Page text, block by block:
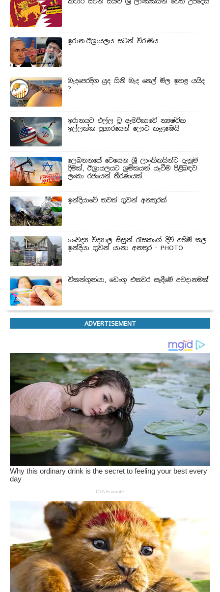
ඉරාන-ඊශ්‍රායලය සටන් විරාමය
මැදපෙරදිග යුද ගිනි මැද තෙල් මිල ඉහළ යයිද
?
ඉරානයට එල්ල වූ ඇමරිකාවේ න්‍යෂ්ටික
ඉල්ලක්ක ප්‍රහාරයෙන් ලොව කැළඹෙයි
ලෙබනනයේ වෙසෙන ශ්‍රී ලාංකිකයින්ට දැනුම්
දීමක්, ඊශ්‍රායලයට ශ්‍රමිකයන් යැවීම පිළිබඳව
ලංකා රජයෙන් තීරණයක්
ඉන්දියාවේ තවත් ගුවන් අනතුරක්
වෛද්‍ය විද්‍යාල සිසුන් ‍රැසකගේ දිවි අහිමි කල
ඉන්දියා ගුවන් යානා අනතුර - PHOTO
චිකන්ගුන්යා, ඩෙංගු එකවර සෑදීමේ අවදානමක්
ADVERTISEMENT